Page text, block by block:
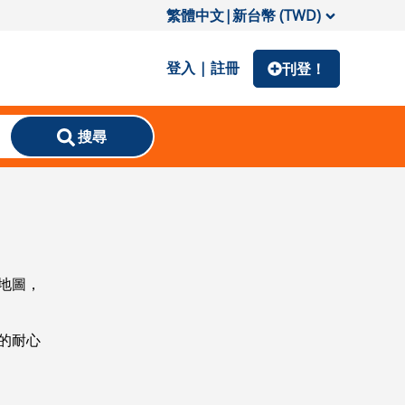
繁體中文|新台幣 (TWD)
登入 | 註冊 刊登！
搜尋
圖，
耐心